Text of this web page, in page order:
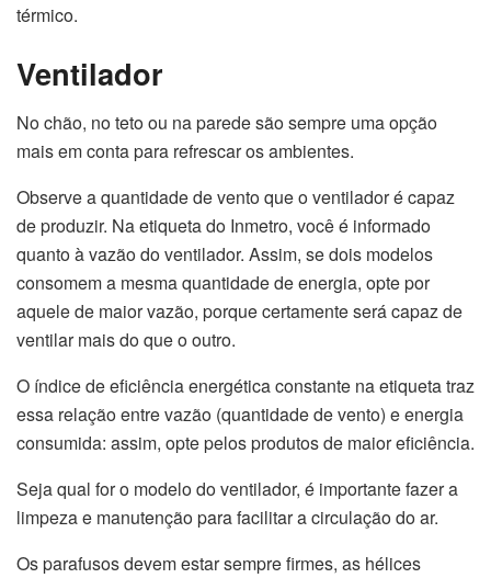
térmico.
Ventilador
No chão, no teto ou na parede são sempre uma opção
mais em conta para refrescar os ambientes.
Observe a quantidade de vento que o ventilador é capaz
de produzir. Na etiqueta do Inmetro, você é informado
quanto à vazão do ventilador. Assim, se dois modelos
consomem a mesma quantidade de energia, opte por
aquele de maior vazão, porque certamente será capaz de
ventilar mais do que o outro.
O índice de eficiência energética constante na etiqueta traz
essa relação entre vazão (quantidade de vento) e energia
consumida: assim, opte pelos produtos de maior eficiência.
Seja qual for o modelo do ventilador, é importante fazer a
limpeza e manutenção para facilitar a circulação do ar.
Os parafusos devem estar sempre firmes, as hélices